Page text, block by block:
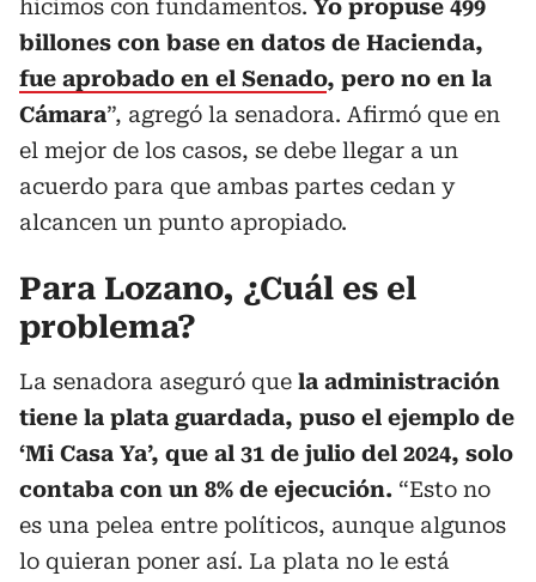
hicimos con fundamentos. Yo propuse 499
billones con base en datos de Hacienda,
fue aprobado en el Senado, pero no en la
Cámara”, agregó la senadora. Afirmó que en
el mejor de los casos, se debe llegar a un
acuerdo para que ambas partes cedan y
alcancen un punto apropiado.
Para Lozano, ¿Cuál es el
problema?
La senadora aseguró que la administración
tiene la plata guardada, puso el ejemplo de
‘Mi Casa Ya’, que al 31 de julio del 2024, solo
contaba con un 8% de ejecución. “Esto no
es una pelea entre políticos, aunque algunos
lo quieran poner así. La plata no le está